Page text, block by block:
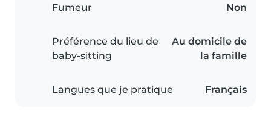
Fumeur Non
Préférence du lieu de
baby-sitting
Au domicile de
la famille
Langues que je pratique Français